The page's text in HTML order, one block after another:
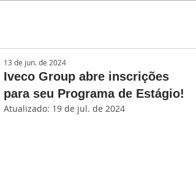
Iveco Group abre inscrições
para seu Programa de Estágio!
13 de jun. de 2024
Atualizado: 19 de jul. de 2024